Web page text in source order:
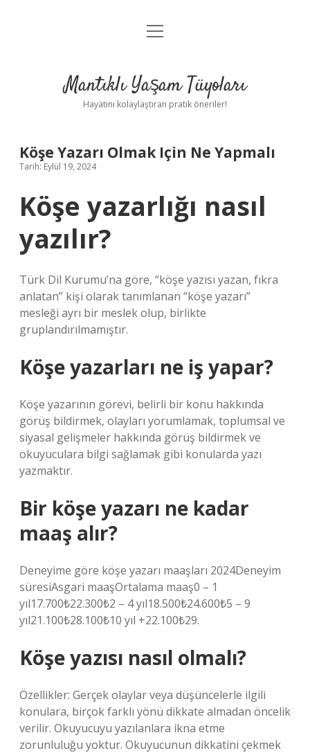
Anasayfa
Yasal Uyarı
menüyü
Mantıklı Yaşam Tüyoları
Hayatını kolaylaştıran pratik öneriler!
Köşe Yazarı Olmak Için Ne Yapmalı
Tarih: Eylül 19, 2024
Köşe yazarlığı nasıl
yazılır?
Türk Dil Kurumu’na göre, “köşe yazısı yazan, fıkra
anlatan” kişi olarak tanımlanan “köşe yazarı”
mesleği ayrı bir meslek olup, birlikte
gruplandırılmamıştır.
Köşe yazarları ne iş yapar?
Köşe yazarının görevi, belirli bir konu hakkında
görüş bildirmek, olayları yorumlamak, toplumsal ve
siyasal gelişmeler hakkında görüş bildirmek ve
okuyuculara bilgi sağlamak gibi konularda yazı
yazmaktır.
Bir köşe yazarı ne kadar
maaş alır?
Deneyime göre köşe yazarı maaşları 2024Deneyim
süresiAsgari maaşOrtalama maaş0 – 1
yıl17.700₺22.300₺2 – 4 yıl18.500₺24.600₺5 – 9
yıl21.100₺28.100₺10 yıl +22.100₺29.
Köşe yazısı nasıl olmalı?
Özellikler: Gerçek olaylar veya düşüncelerle ilgili
konulara, birçok farklı yönü dikkate almadan öncelik
verilir. Okuyucuyu yazılanlara ikna etme
zorunluluğu yoktur. Okuyucunun dikkatini çekmek